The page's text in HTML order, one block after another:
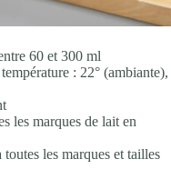
60 et 300 ml
: 22° (ambiante),
les marques de lait en
toutes les marques et tailles